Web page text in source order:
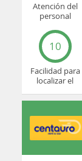
Atención del
personal
10
Facilidad para
localizar el
oficina